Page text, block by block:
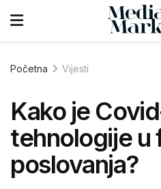
Početna Vijesti
Kako je
tehnologije u
poslovanja?